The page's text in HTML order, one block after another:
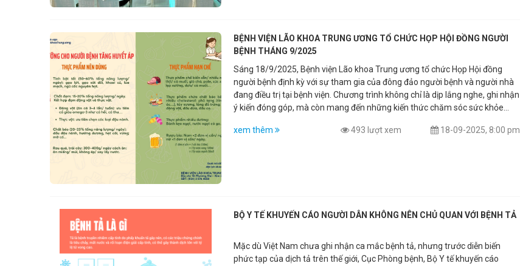
BỆNH VIỆN LÃO KHOA TRUNG ƯƠNG TỔ CHỨC HỌP HỘI ĐỒNG NGƯỜI
BỆNH THÁNG 9/2025
Sáng 18/9/2025, Bệnh viện Lão khoa Trung ương tổ chức Họp Hội đồng
người bệnh định kỳ với sự tham gia của đông đảo người bệnh và người nhà
đang điều trị tại bệnh viện. Chương trình không chỉ là dịp lắng nghe, ghi nhận
ý kiến đóng góp, mà còn mang đến những kiến thức chăm sóc sức khỏe
18-09-2025, 8:00 pm
493 lượt xem
xem thêm
BỘ Y TẾ KHUYẾN CÁO NGƯỜI DÂN KHÔNG NÊN CHỦ QUAN VỚI BỆNH TẢ
Mặc dù Việt Nam chưa ghi nhận ca mắc bệnh tả, nhưng trước diễn biến
phức tạp của dịch tả trên thế giới, Cục Phòng bệnh, Bộ Y tế khuyến cáo